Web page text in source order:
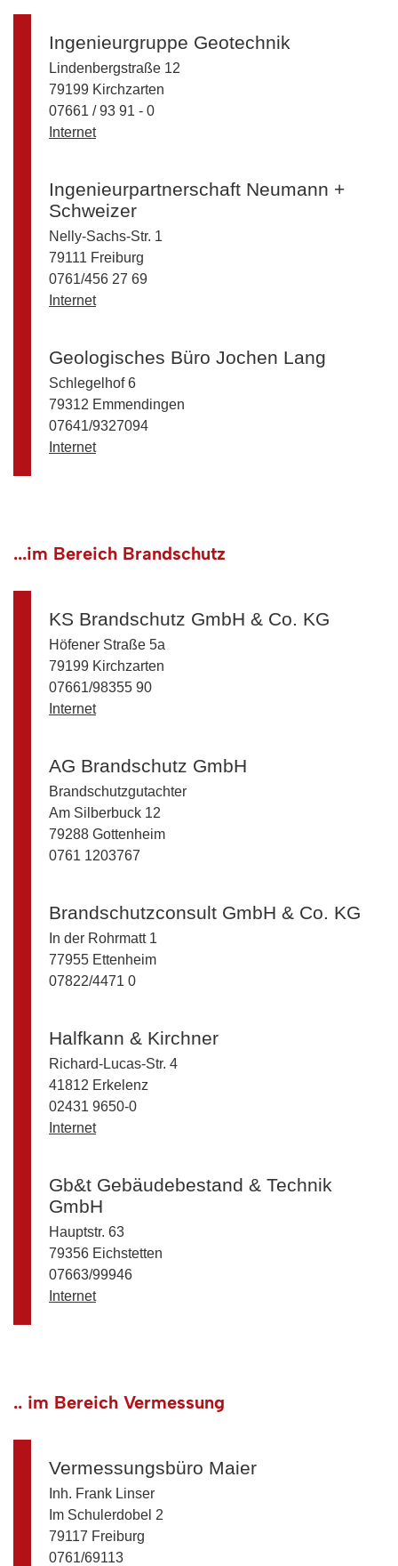
Ingenieurgruppe Geotechnik
Lindenbergstraße 12
79199 Kirchzarten
07661 / 93 91 - 0
Internet
Ingenieurpartnerschaft Neumann +
Schweizer
Nelly-Sachs-Str. 1
79111 Freiburg
0761/456 27 69
Internet
Geologisches Büro Jochen Lang
Schlegelhof 6
79312 Emmendingen
07641/9327094
Internet
...im Bereich Brandschutz
KS Brandschutz GmbH & Co. KG
Höfener Straße 5a
79199 Kirchzarten
07661/98355 90
Internet
AG Brandschutz GmbH
Brandschutzgutachter
Am Silberbuck 12
79288 Gottenheim
0761 1203767
Brandschutzconsult GmbH & Co. KG
In der Rohrmatt 1
77955 Ettenheim
07822/4471 0
Halfkann & Kirchner
Richard-Lucas-Str. 4
41812 Erkelenz
02431 9650-0
Internet
Gb&t Gebäudebestand & Technik
GmbH
Hauptstr. 63
79356 Eichstetten
07663/99946
Internet
.. im Bereich Vermessung
Vermessungsbüro Maier
Inh. Frank Linser
Im Schulerdobel 2
79117 Freiburg
0761/69113